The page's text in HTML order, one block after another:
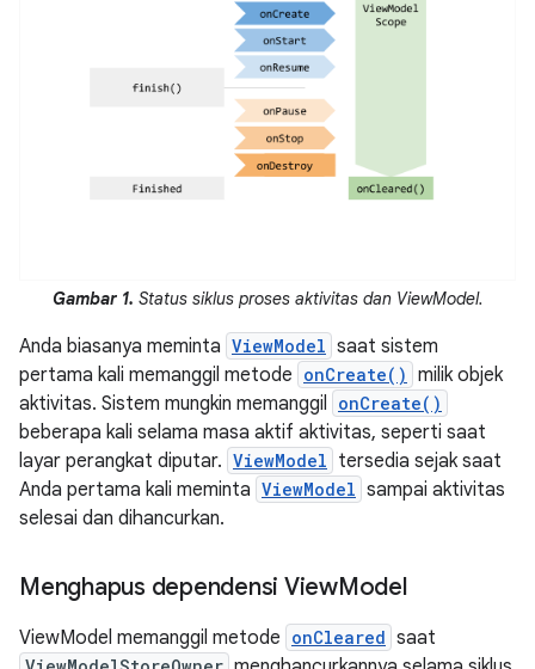
Gambar 1. Status siklus proses aktivitas dan ViewModel.
Anda biasanya meminta ViewModel saat sistem
pertama kali memanggil metode onCreate() milik objek
aktivitas. Sistem mungkin memanggil
onCreate()
beberapa kali selama masa aktif aktivitas, seperti saat
layar perangkat diputar. ViewModel tersedia sejak saat
Anda pertama kali meminta ViewModel sampai aktivitas
selesai dan dihancurkan.
Menghapus dependensi ViewModel
ViewModel memanggil metode onCleared saat